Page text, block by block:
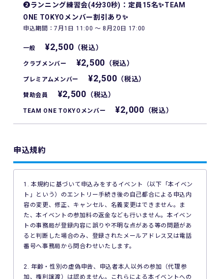
❷ランニング練習会(4分30秒)：定員15名✨TEAM
ONE TOKYOメンバー割引あり✨
申込期間：7月1日 11:00 〜 8月20日 17:00
一般 ¥2,500 （税込）
クラブメンバー ¥2,500 （税込）
プレミアムメンバー ¥2,500 （税込）
賛助会員 ¥2,500 （税込）
TEAM ONE TOKYOメンバー ¥2,000 （税込）
申込規約
1. 本規約に基づいて申込みをするイベント（以下「本イベン
ト」という）のエントリー手続き後の自己都合による申込内
容の変更、修正、キャンセル、名義変更はできません。ま
た、本イベントの参加料の返金なども行いません。本イベン
トの事務局が登録内容に誤りや不明な点がある等の問題があ
ると判断した場合のみ、登録されたメールアドレス又は電話
番号へ事務局から問合わせいたします。
2. 年齢・性別の虚偽申告、申込者本人以外の参加（代理参
加、権利譲渡）は認めません。これらによる本イベントへの